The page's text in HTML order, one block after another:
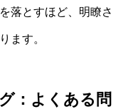
落とすほど、明瞭さ
ます。
：よくある問